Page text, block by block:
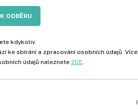
ODBĚRU
kdykoliv.
ke sbírání a zpracování osobních údajů. Více
údajů naleznete ZDE